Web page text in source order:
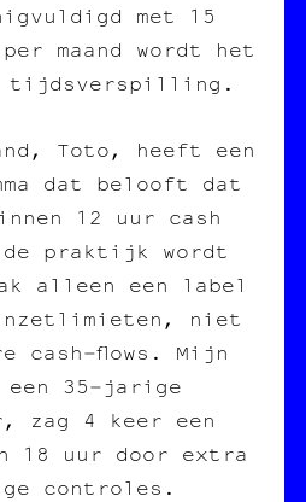
met 15
maand wordt het
tijdsverspilling.
Toto, heeft een
dat belooft dat
12 uur cash
praktijk wordt
alleen een label
niet
cash‑flows. Mijn
35‑jarige
zag 4 keer een
18 uur door extra
controles.